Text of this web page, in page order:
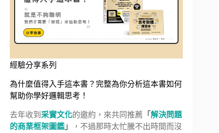
經驗分享系列
為什麼值得入手這本書？完整為你分析這本書如何
幫助你學好邏輯思考！
去年收到 采實文化的邀約，來共同推薦 「解決問題
的商業框架圖鑑 」
，不過那時太忙騰不出時間而沒